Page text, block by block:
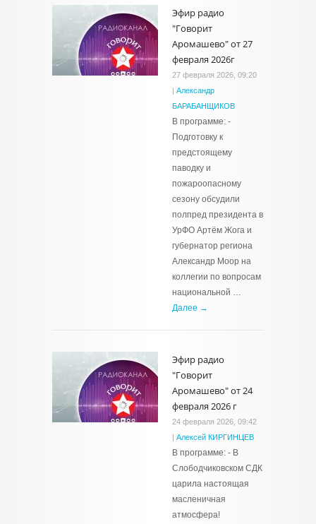
Эфир радио
"Говорит
Аромашево" от 27
февраля 2026г
27 февраля 2026, 09:20
| Александр
БАРАБАНЩИКОВ
В программе: -
Подготовку к
предстоящему
паводку и
пожароопасному
сезону обсудили
полпред президента в
УрФО Артём Жога и
губернатор региона
Александр Моор на
коллегии по вопросам
национальной …
Далее →
Эфир радио
"Говорит
Аромашево" от 24
февраля 2026 г
24 февраля 2026, 09:42
| Алексей КИРГИНЦЕВ
В программе: - В
Слободчиковском СДК
царила настоящая
масленичная
атмосфера!